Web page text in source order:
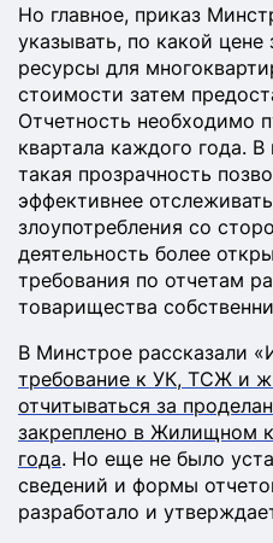
Но главное, приказ
указывать, по какой
ресурсы для
стоимости затем
Отчетность необходимо
квартала каждого года.
такая прозрачность
эффективнее
злоупотребления со
деятельность более
требования по отчетам
товарищества
В Минстрое рассказали
требование к УК, ТСЖ и
отчитываться за
закреплено в Жилищном
года. Но еще не было
сведений и формы
разработало и